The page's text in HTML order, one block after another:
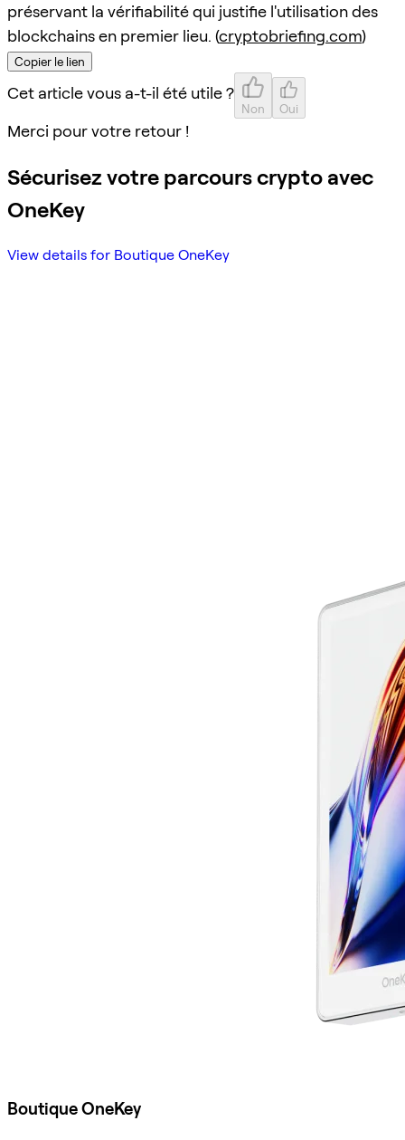
préservant la vérifiabilité qui justifie l'utilisation des
blockchains en premier lieu. (cryptobriefing.com)
Copier le lien
Cet article vous a-t-il été utile ?
Non Oui
Merci pour votre retour !
Sécurisez votre parcours crypto avec
OneKey
View details for Boutique OneKey
Boutique OneKey